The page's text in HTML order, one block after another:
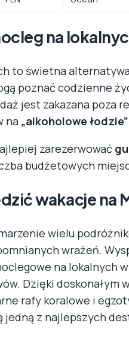
na
to świetna
poznać codzienne
jest zakazana poza
na „alkoholowe łodzie”
zarezerwować
budżetowych
wakacje na
wielu
wrażeń.
na lokalnych
Dzięki doskonałym
rafy koralowe i
jedną z najlepszych